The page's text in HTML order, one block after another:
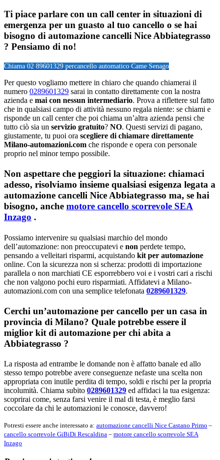
Ti piace parlare con un call center in situazioni di
emergenza per un guasto al tuo cancello o se hai
bisogno di automazione cancelli Nice Abbiategrasso
? Pensiamo di no!
Chiama 02 89601329 percancello automatico Came Senago
Per questo vogliamo mettere in chiaro che quando chiamerai il
numero 0289601329 sarai in contatto direttamente con la nostra
azienda e mai con nessun intermediario. Prova a riflettere sul fatto
che in qualsiasi campo di attività nessuno regala niente: se chiami e
risponde un call center che poi chiama un’altra azienda pensi che
tutto ciò sia un servizio gratuito? NO. Questi servizi di pagano,
giustamente, tu puoi ora scegliere di chiamare direttamente
Milano-automazioni.com che risponde e opera con personale
proprio nel minor tempo possibile.
Non aspettare che peggiori la situazione: chiamaci
adesso, risolviamo insieme qualsiasi esigenza legata a
automazione cancelli Nice Abbiategrasso ma, se hai
bisogno, anche motore cancello scorrevole SEA
Inzago .
Possiamo intervenire su qualsiasi marchio del mondo
dell’automazione: non preoccupatevi e non perdete tempo,
pensando a velleitari risparmi, acquistando kit per automazione
online. Con la sicurezza non si scherza: prodotti di importazione
parallela o non marchiati CE esporrebbero voi e i vostri cari a rischi
che non valgono pochi euro risparmiati. Affidatevi a Milano-
automazioni.com con una semplice telefonata 0289601329.
Cerchi un’automazione per cancello per un casa in
provincia di Milano? Quale potrebbe essere il
miglior kit di automazione per chi abita a
Abbiategrasso ?
La risposta ad entrambe le domande non è affatto banale ed allo
stesso tempo potrebbe avere conseguenze nefaste una scelta non
appropriata con inutile perdita di tempo, soldi e rischi per la propria
incolumità. Chiama subito 0289601329 ed affidaci la tua esigenza:
scoprirai come, senza farsi venire il mal di testa, è meglio farsi
coccolare da chi le automazioni le conosce, davvero!
Potresti essere anche interessato a: automazione cancelli Nice Castano Primo –
cancello scorrevole GiBiDi Rescaldina – motore cancello scorrevole SEA
Inzago